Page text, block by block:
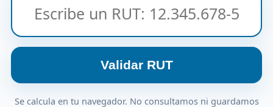
Validar RUT
Se calcula en tu navegador. No consultamos ni guardamos